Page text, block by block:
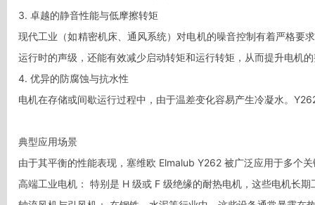
3. 卓越的静音性能与低摩擦转矩
现代工业（如精密机床、通风系统）对电机的噪音控制有着严格要
运行时的声级，还能有效减少启动转矩和运行转矩，从而提升电机
4. 优异的防腐蚀与抗水性
电机在存储或间歇运行过程中，由于温差变化容易产生冷凝水。
典型应用场景
由于其平衡的性能表现，塞维欧 Elmalub Y262 被广泛应用于多个
高端工业电机： 特别是 H 级或 F 级绝缘的耐热电机，这些电机长